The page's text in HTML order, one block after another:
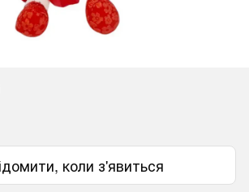
коли з'явиться